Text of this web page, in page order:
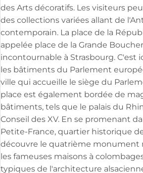
des Arts décoratifs. Les visiteurs
des collections variées allant de
contemporain. La place de la
appelée place de la Grande
incontournable à Strasbourg. C'est
les bâtiments du Parlement
ville qui accueille le siège du
place est également bordée de
bâtiments, tels que le palais du
Conseil des XV. En se promenant
Petite-France, quartier historique
découvre le quatrième monument
les fameuses maisons à
typiques de l'architecture